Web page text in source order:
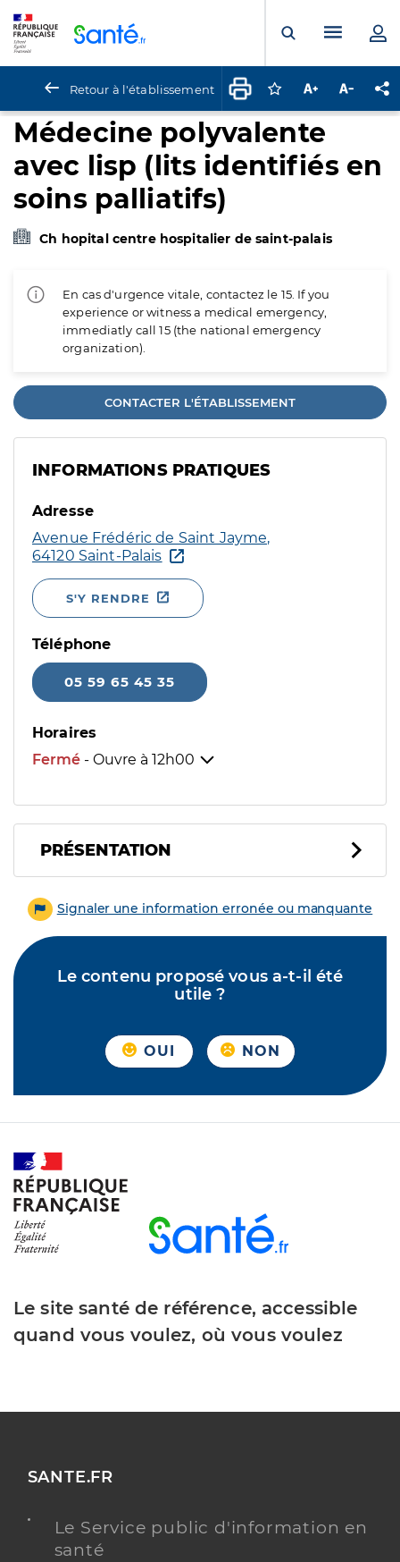
Ouvrir laMenu
Retour à l'établissement Connectez-vous
Augmenter la
Médecine polyvalente
avec lisp (lits identifiés en
soins palliatifs)
Ch hopital centre hospitalier de saint-palais
En cas d'urgence vitale, contactez le 15. If you
experience or witness a medical emergency,
immediatly call 15 (the national emergency
organization).
CONTACTER L'ÉTABLISSEMENT
INFORMATIONS PRATIQUES
Adresse
Avenue Frédéric de Saint Jayme,
64120 Saint-Palais
S'Y RENDRE
Téléphone
05 59 65 45 35
Horaires
Fermé - Ouvre à 12h00
PRÉSENTATION
Signaler une information erronée ou manquante
Le contenu proposé vous a-t-il été
utile ?
OUI NON
Le site santé de référence, accessible
quand vous voulez, où vous voulez
SANTE.FR
Le Service public d'information en
santé